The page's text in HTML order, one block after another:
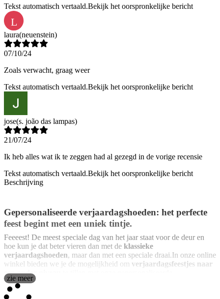
Tekst automatisch vertaald.Bekijk het oorspronkelijke bericht
L
laura(neuenstein)
07/10/24
Zoals verwacht, graag weer
Tekst automatisch vertaald.Bekijk het oorspronkelijke bericht
jose(s. joão das lampas)
21/07/24
Ik heb alles wat ik te zeggen had al gezegd in de vorige recensie
Tekst automatisch vertaald.Bekijk het oorspronkelijke bericht
Beschrijving
Gepersonaliseerde verjaardagshoeden: het perfecte
feest begint met een uniek tintje.
Feeeest! De meest speciale dag van het jaar staat voor de deur en
hoe kun je dat beter vieren dan met de klassieke
verjaardagshoeden, maar dan met een speciale draai.In onze online
winkel bieden we je de mogelijkheid om verjaardagsfeestjes naar
een ander niveau
verjaardagshoeden.
zie meer